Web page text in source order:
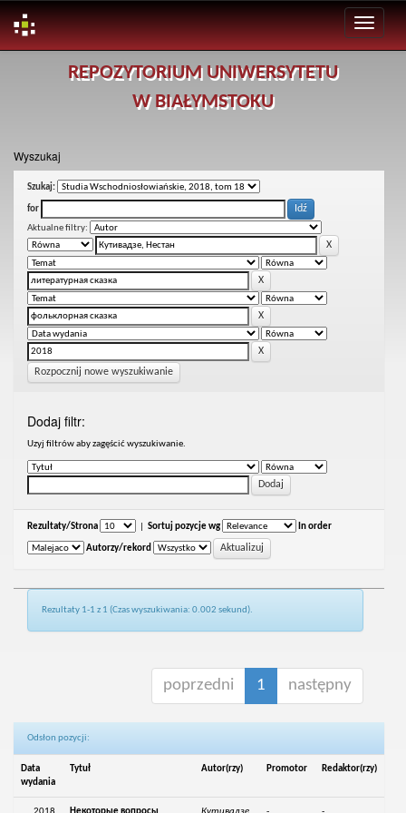
REPOZYTORIUM UNIWERSYTETU
W BIAŁYMSTOKU
Wyszukaj
Szukaj:
for
Aktualne filtry:
Rozpocznij nowe wyszukiwanie
Dodaj filtr:
Uzyj filtrów aby zagęścić wyszukiwanie.
Rezultaty/Strona Sortuj pozycje wg In order
Autorzy/rekord
Rezultaty 1-1 z 1 (Czas wyszukiwania: 0.002 sekund).
poprzedni 1 następny
Odsłon pozycji:
Data
wydania
Tytuł Autor(rzy) Promotor Redaktor(rzy)